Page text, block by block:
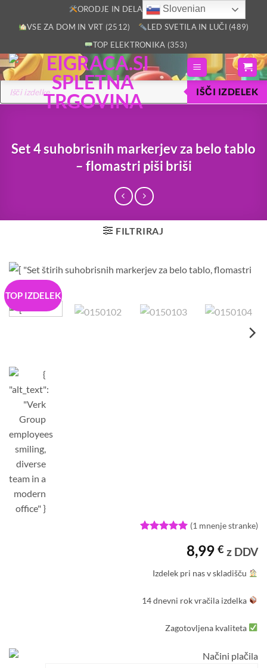
ORODJE IN DELAVNICA (2805)
VSE ZA DOM IN VRT (2512)
LED SVETILA IN LUČI (489)
TOP ELEKTRONIKA (353)
Products
search
IŠČI IZDELEK
Set 4 suhobrisnih markerjev za belo tablo
– flomastri piši briši
FILTRIRAJ
TOP IZDELEK
stranke
(1 mnenje stranke)
8,99 € z DDV
Izdelek pri nas v skladišču
14 dnevni rok vračila izdelka
Zagotovljena kvaliteta
Slovenian